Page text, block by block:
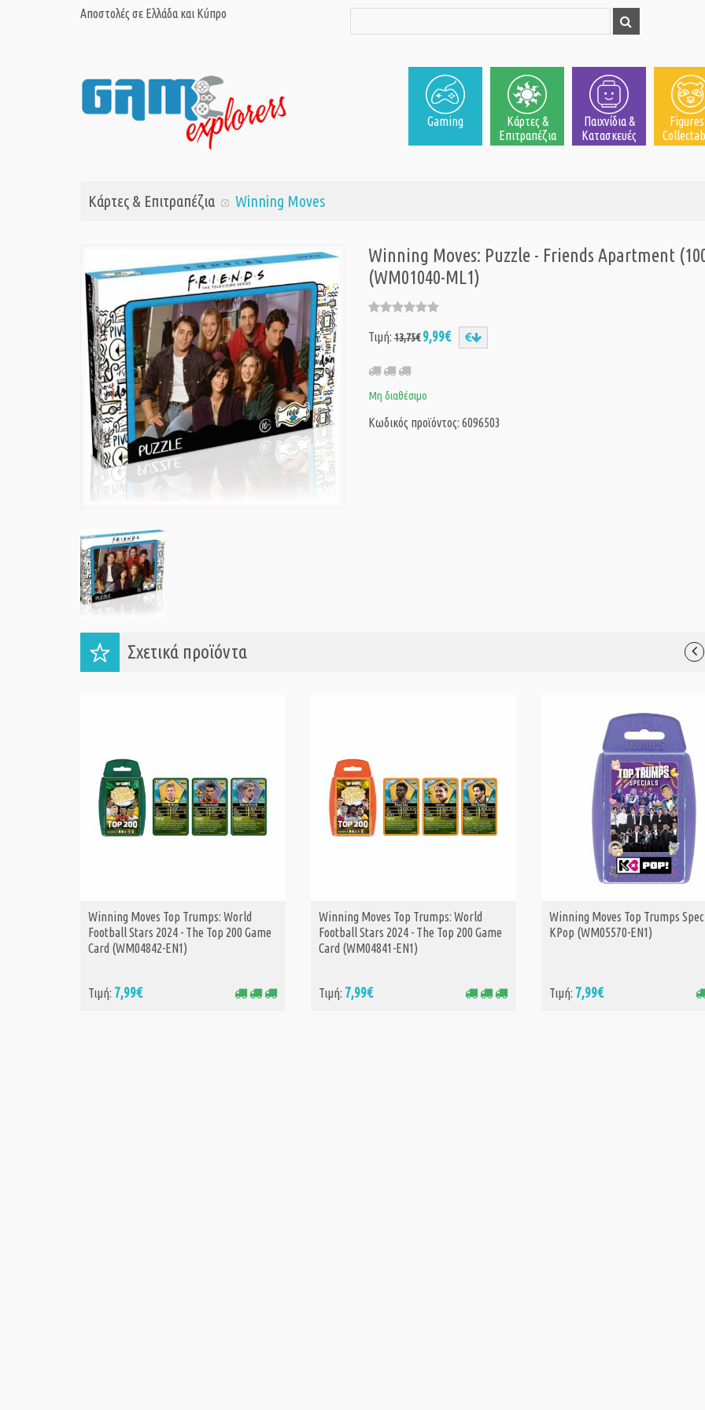
Αποστολές σε Ελλάδα και Κύπρο
Gaming
Κάρτες &
Επιτραπέζια
Παιχνίδια &
Κατασκευές
Κάρτες & Επιτραπέζια Winning Moves
Winning Moves: Puzzle - Friends Apartment
(WM01040-ML1)
Τιμή:13,75€ 9,99€
Μη διαθέσιμο
Κωδικός προϊόντος: 6096503
Σχετικά προϊόντα
ΑΓΟΡΑ
Winning Moves Top Trumps: World
Football Stars 2024 - The Top 200 Game
Card (WM04842-EN1)
Τιμή: 7,99€
ΑΓΟΡΑ
Winning Moves Top Trumps: World
Football Stars 2024 - The Top 200 Game
Card (WM04841-EN1)
Τιμή: 7,99€
ΑΓΟΡΑ
Winning Moves Top Trumps
KPop (WM05570-EN1)
Τιμή: 7,99€